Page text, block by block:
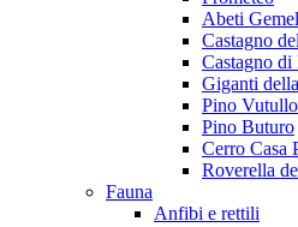
Abeti
Castagno
Castagno di
Giganti
Pino Vutullo
Pino Buturo
Cerro Casa
Roverella
Fauna
Anfibi e rettili